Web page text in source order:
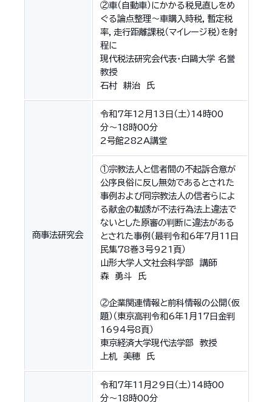
②車（自動車）にかかる税見直しをめ
ぐる論点整理～車購入時税，暫定税
率，走行距離課税（マイレージ税）を射
程に
現代税法研究会代表・白鷗大学 名誉
教授
石村 耕治 氏
商事法研究会
令和7年12月13日（土）14時00
分〜18時00分
2号館282A講堂
①宗教法人と信者間の不起訴合意が
公序良俗に反し無効であるとされた
事例および同宗教法人の信者らによ
る献金の勧誘が不法行為法上違法で
ないとした原審の判断に違法がある
とされた事例（最判令和6年7月11日
民集78巻3号921頁）
山形大学人文社会科学部 講師
森 勇斗 氏
②企業関連情報と前科情報の公開（仮
題）（東京高判令和6年1月17日金判
1694号8頁）
東京経済大学現代法学部 教授
上机 美穂 氏
令和7年11月29日（土）14時00
分〜18時00分